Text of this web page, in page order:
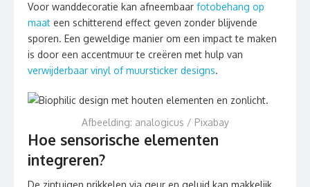
Voor wanddecoratie kan afneembaar fotobehang op
maat een schitterend effect geven zonder blijvende
sporen. Een geweldige manier om een impact te maken
is door een accentmuur te creëren met hulp van
verwijderbaar vinyl of muursticker designs.
Afbeelding: analogicus / Pixabay
Hoe sensorische elementen
integreren?
De zintuigen prikkelen via geur en geluid kan makkelijk